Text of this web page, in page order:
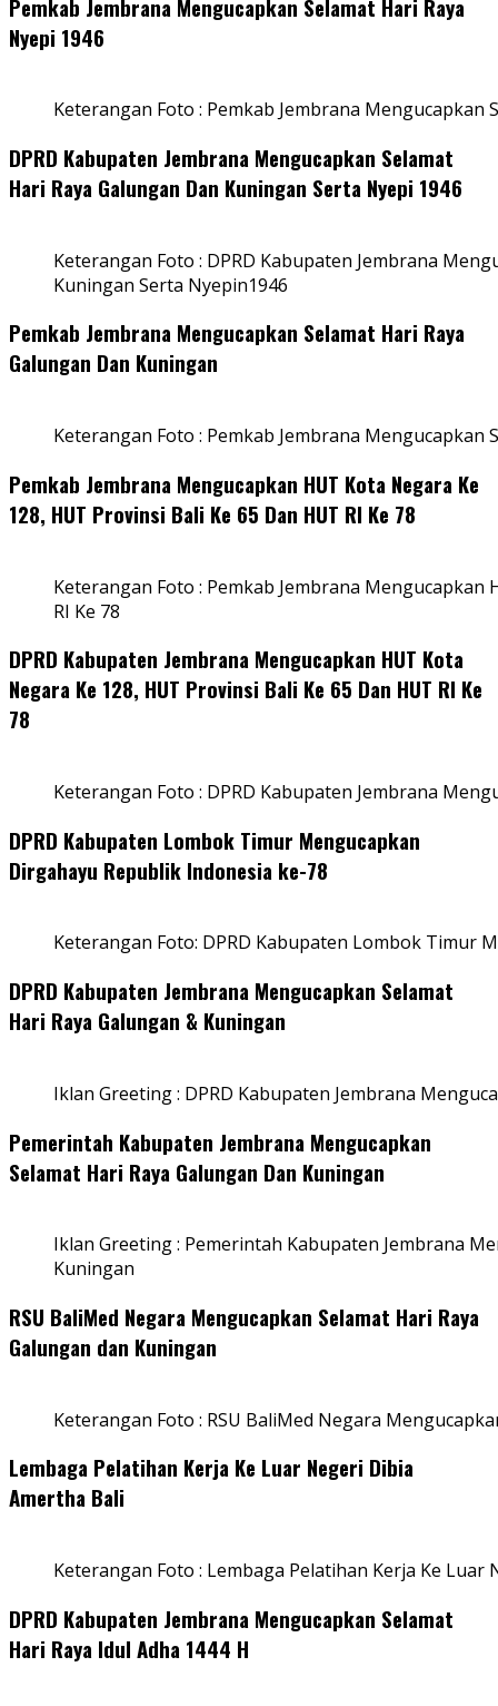
Pemkab Jembrana Mengucapkan Selamat Hari Raya
Nyepi 1946
Keterangan Foto : Pemkab Jembrana Mengucapkan
DPRD Kabupaten Jembrana Mengucapkan Selamat
Hari Raya Galungan Dan Kuningan Serta Nyepi 1946
Keterangan Foto : DPRD Kabupaten Jembrana
Kuningan Serta Nyepin1946
Pemkab Jembrana Mengucapkan Selamat Hari Raya
Galungan Dan Kuningan
Keterangan Foto : Pemkab Jembrana Mengucapkan
Pemkab Jembrana Mengucapkan HUT Kota Negara Ke
128, HUT Provinsi Bali Ke 65 Dan HUT RI Ke 78
Keterangan Foto : Pemkab Jembrana Mengucapkan
RI Ke 78
DPRD Kabupaten Jembrana Mengucapkan HUT Kota
Negara Ke 128, HUT Provinsi Bali Ke 65 Dan HUT RI Ke
78
Keterangan Foto : DPRD Kabupaten Jembrana
DPRD Kabupaten Lombok Timur Mengucapkan
Dirgahayu Republik Indonesia ke-78
Keterangan Foto: DPRD Kabupaten Lombok Timur
DPRD Kabupaten Jembrana Mengucapkan Selamat
Hari Raya Galungan & Kuningan
Iklan Greeting : DPRD Kabupaten Jembrana
Pemerintah Kabupaten Jembrana Mengucapkan
Selamat Hari Raya Galungan Dan Kuningan
Iklan Greeting : Pemerintah Kabupaten Jembrana
Kuningan
RSU BaliMed Negara Mengucapkan Selamat Hari Raya
Galungan dan Kuningan
Keterangan Foto : RSU BaliMed Negara
Lembaga Pelatihan Kerja Ke Luar Negeri Dibia
Amertha Bali
Keterangan Foto : Lembaga Pelatihan Kerja Ke Luar
DPRD Kabupaten Jembrana Mengucapkan Selamat
Hari Raya Idul Adha 1444 H